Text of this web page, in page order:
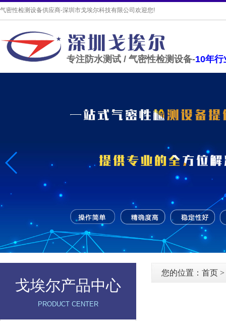
气密性检测设备供应商-深圳市戈埃尔科技有限公司欢迎您!
专注防水测试 / 气密性检测设备-10年行
戈埃尔产品中心
PRODUCT CENTER
您的位置： 首页 >